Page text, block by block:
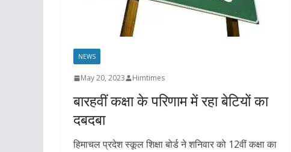
NEWS
May 20, 2023 Himtimes
बारहवीं कक्षा के परिणाम में रहा बेटियों का
दबदबा
हिमाचल प्रदेश स्कूल शिक्षा बोर्ड ने शनिवार को 12वीं कक्षा का